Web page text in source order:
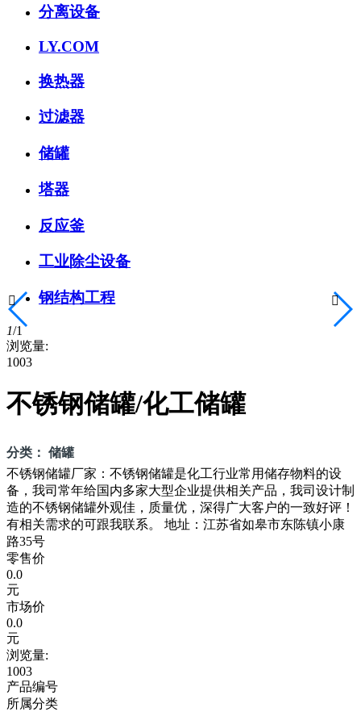
分离设备
LY.COM
换热器
过滤器
储罐
塔器
反应釜
工业除尘设备
钢结构工程
1/1
浏览量:
1003
不锈钢储罐/化工储罐
分类： 储罐
不锈钢储罐厂家：不锈钢储罐是化工行业常用储存物料的设
备，我司常年给国内多家大型企业提供相关产品，我司设计制
造的不锈钢储罐外观佳，质量优，深得广大客户的一致好评！
有相关需求的可跟我联系。 地址：江苏省如皋市东陈镇小康
路35号
零售价
0.0
元
市场价
0.0
元
浏览量:
1003
产品编号
所属分类
 